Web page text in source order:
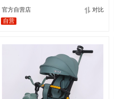
官方自营店
对比
自营